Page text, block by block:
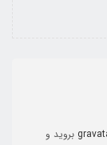
بروید و